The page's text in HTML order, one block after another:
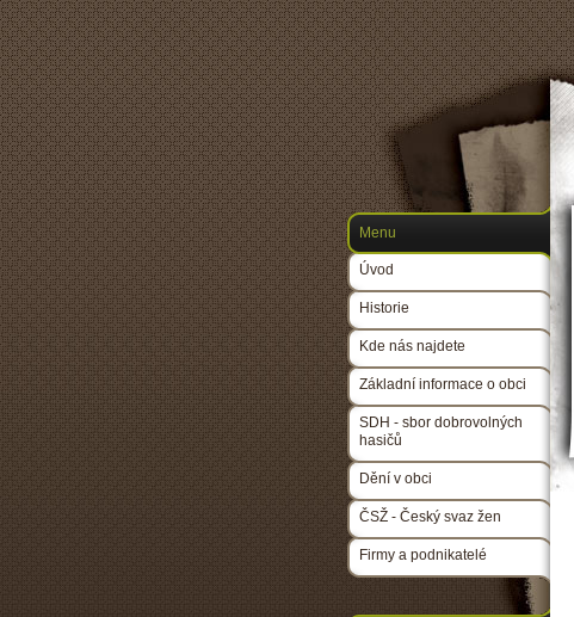
Menu
Úvod
Historie
Kde nás najdete
Základní informace o obci
SDH - sbor dobrovolných
hasičů
Dění v obci
ČSŽ - Český svaz žen
Firmy a podnikatelé